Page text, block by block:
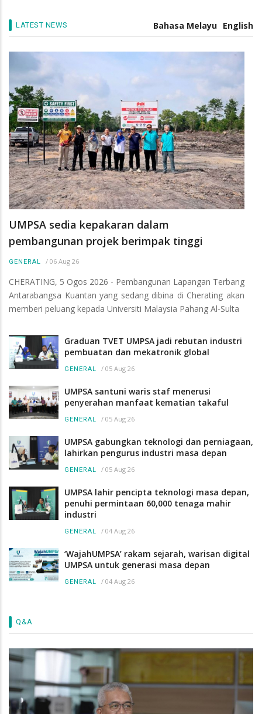
LATEST NEWS Bahasa Melayu English
UMPSA sedia kepakaran dalam
pembangunan projek berimpak tinggi
GENERAL / 06 Aug 26
CHERATING, 5 Ogos 2026 - Pembangunan Lapangan Terbang
Antarabangsa Kuantan yang sedang dibina di Cherating akan
memberi peluang kepada Universiti Malaysia Pahang Al-Sulta
Graduan TVET UMPSA jadi rebutan industri
pembuatan dan mekatronik global
GENERAL / 05 Aug 26
UMPSA santuni waris staf menerusi
penyerahan manfaat kematian takaful
GENERAL / 05 Aug 26
UMPSA gabungkan teknologi dan perniagaan,
lahirkan pengurus industri masa depan
GENERAL / 05 Aug 26
UMPSA lahir pencipta teknologi masa depan,
penuhi permintaan 60,000 tenaga mahir
industri
GENERAL / 04 Aug 26
‘WajahUMPSA’ rakam sejarah, warisan digital
UMPSA untuk generasi masa depan
GENERAL / 04 Aug 26
Q&A